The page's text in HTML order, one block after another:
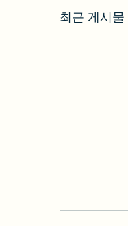
최근 게시물